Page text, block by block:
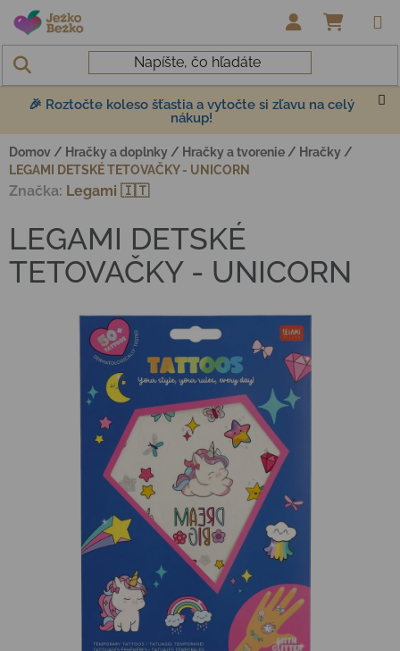
Prejsť na obsah
🎉 Roztočte koleso šťastia a vytočte si zľavu na celý
nákup!
Domov / Hračky a doplnky / Hračky a tvorenie / Hračky /
LEGAMI DETSKÉ TETOVAČKY - UNICORN
LEGAMI DETSKÉ
TETOVAČKY - UNICORN
Značka: Legami 🇮🇹